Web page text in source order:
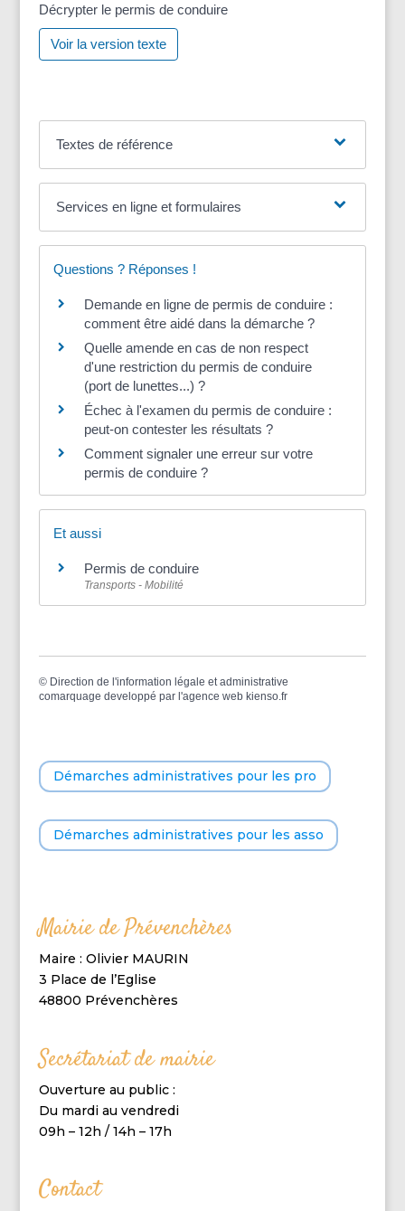
Décrypter le permis de conduire
Voir la version texte
Textes de référence
Services en ligne et formulaires
Questions ? Réponses !
Demande en ligne de permis de conduire :
comment être aidé dans la démarche ?
Quelle amende en cas de non respect
d'une restriction du permis de conduire
(port de lunettes...) ?
Échec à l'examen du permis de conduire :
peut-on contester les résultats ?
Comment signaler une erreur sur votre
permis de conduire ?
Et aussi
Permis de conduire
Transports - Mobilité
© Direction de l'information légale et administrative
comarquage developpé par l'agence web kienso.fr
Démarches administratives pour les pro
Démarches administratives pour les asso
Mairie de Prévenchères
Maire : Olivier MAURIN
3 Place de l’Eglise
48800 Prévenchères
Secrétariat de mairie
Ouverture au public :
Du mardi au vendredi
09h – 12h / 14h – 17h
Contact